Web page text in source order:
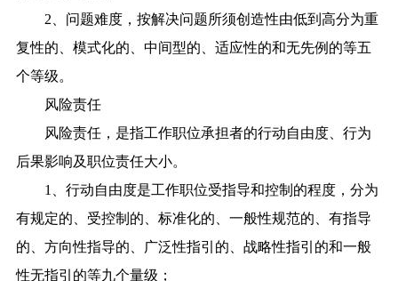
2、问题难度，按解决问题所须创造性由低到高分为重
复性的、模式化的、中间型的、适应性的和无先例的等五
个等级。
风险责任
风险责任，是指工作职位承担者的行动自由度、行为
后果影响及职位责任大小。
1、行动自由度是工作职位受指导和控制的程度，分为
有规定的、受控制的、标准化的、一般性规范的、有指导
的、方向性指导的、广泛性指引的、战略性指引的和一般
性无指引的等九个量级；